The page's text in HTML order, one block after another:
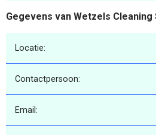
Gegevens van Wetzels Cleaning
Locatie:
Contactpersoon:
Email: